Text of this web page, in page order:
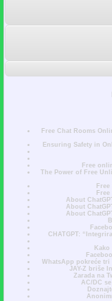
Free Chat Rooms
Ensuring Safety in
Free
The Power of Free
About
About
About
CHATGPT:
WhatsApp pokreće
JAY-Z briše
Zarada na
AC/DC